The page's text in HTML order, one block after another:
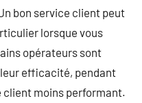
bon service client peut
lorsque vous
opérateurs sont
efficacité, pendant
client moins performant.